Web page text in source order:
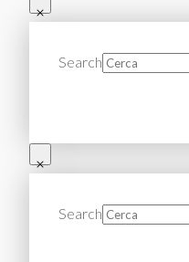
Search
Search